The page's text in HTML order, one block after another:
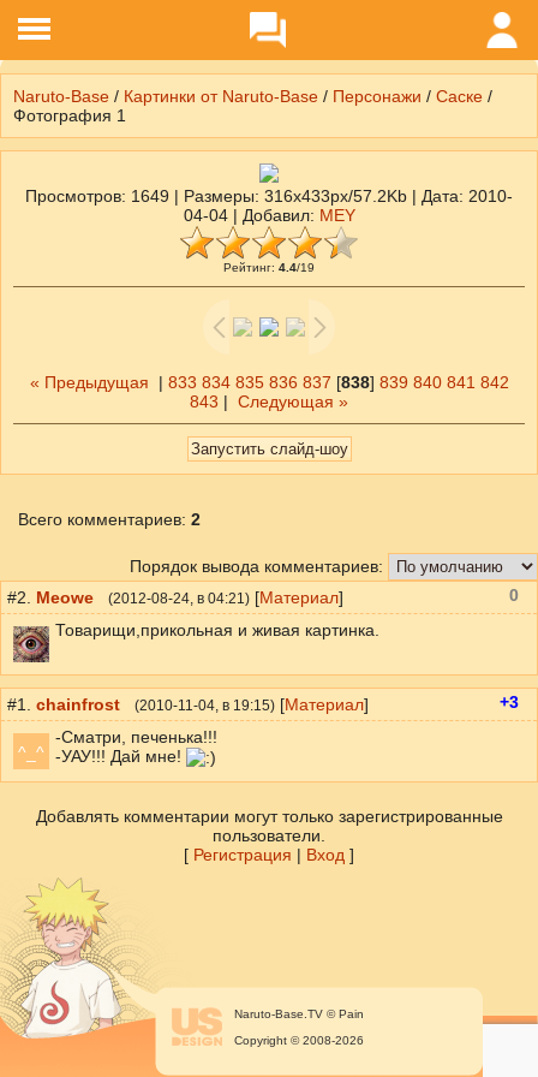
Naruto-Base / Картинки от Naruto-Base / Персонажи / Саске /
Фотография 1
Просмотров: 1649 | Размеры: 316x433px/57.2Kb | Дата: 2010-
04-04 | Добавил: MEY
Рейтинг: 4.4/19
« Предыдущая | 833 834 835 836 837 [838] 839 840 841 842
843 | Следующая »
Всего комментариев: 2
Порядок вывода комментариев:
#2. Meowe (2012-08-24 , в 04:21) [Материал]
Товарищи,прикольная и живая картинка.
0
#1. chainfrost (2010-11-04 , в 19:15) [Материал]
^_^
-Сматри, печенька!!!
-УАУ!!! Дай мне!
+3
Добавлять комментарии могут только зарегистрированные
пользователи.
[ Регистрация | Вход ]
Naruto-Base.TV © Pain
Copyright © 2008-2026